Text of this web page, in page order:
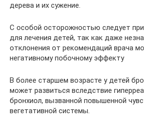
дерева и их сужение.
С особой осторожностью следует
для лечения детей, так как даже
отклонения от рекомендаций врача
негативному побочному эффекту
В более старшем возрасте у детей
может развиться вследствие
бронхиол, вызванной повышенной
вегетативной системы.